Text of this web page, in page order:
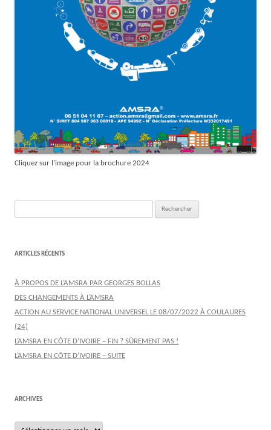
Cliquez sur l'image pour la brochure 2024
ARTICLES RÉCENTS
À PROPOS DE L’AMSRA PAR GEORGES BOLLAS
DES CHANGEMENTS À L’AMSRA
ACTION AU SERVICE NATIONAL UNIVERSEL LE 08/07/2022 À COULAURES
(24)
L’AMSRA EN CÔTE D’IVOIRE – FIN ? SÛREMENT PAS !
L’AMSRA EN CÔTE D’IVOIRE – SUITE
ARCHIVES
Archives